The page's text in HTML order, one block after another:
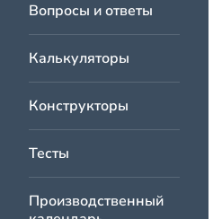
Вопросы и ответы
Калькуляторы
Конструкторы
Тесты
Производственный